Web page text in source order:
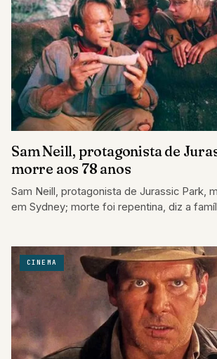
Sam Neill, protagonista de
morre aos 78 anos
Sam Neill, protagonista de Jurassic Park,
em Sydney; morte foi repentina, diz a
CINEMA